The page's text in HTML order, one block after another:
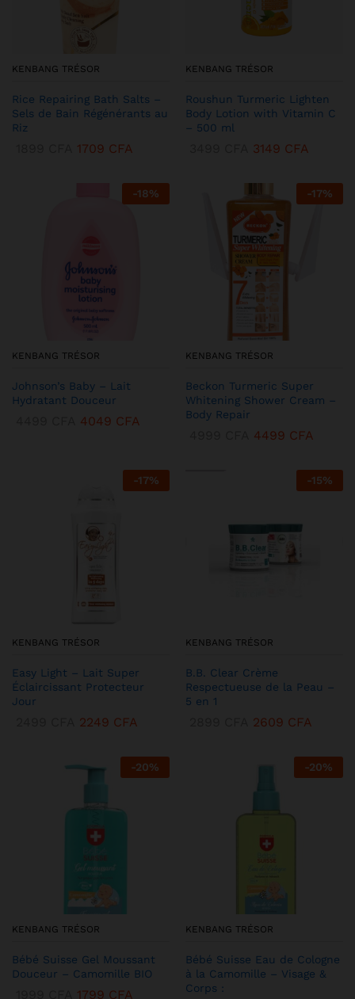
KENBANG TRÉSOR
Rice Repairing Bath Salts –
Sels de Bain Régénérants au
Riz
1709 CFA
KENBANG TRÉSOR
Roushun Turmeric Lighten
Body Lotion with Vitamin C
– 500 ml
3149 CFA
-18%
KENBANG TRÉSOR
Johnson’s Baby – Lait
Hydratant Douceur
4049 CFA
-17%
KENBANG TRÉSOR
Beckon Turmeric Super
Whitening Shower Cream –
Body Repair
4499 CFA
-17%
KENBANG TRÉSOR
Easy Light – Lait Super
Éclaircissant Protecteur
Jour
2249 CFA
-15%
KENBANG TRÉSOR
B.B. Clear Crème
Respectueuse de la Peau –
5 en 1
2609 CFA
-20%
KENBANG TRÉSOR
Bébé Suisse Gel Moussant
Douceur – Camomille BIO
1799 CFA
-20%
KENBANG TRÉSOR
Bébé Suisse Eau de Cologne
à la Camomille – Visage &
Corps :